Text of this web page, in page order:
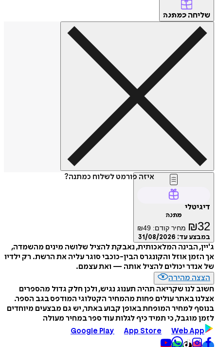
כמתנה
איזה פורמט לשלוח כמתנה?
₪ מחיר קודם: ₪49
עד:31/08/2026
הבינה המלאכותית, נאבקת להציל שלושה מינים מהשמדה,
אוזל והקונגרס הבין-כוכבי סוגר עליה את הרשת. רק ילדיו
יכולים להציל אותה — ואת עצמם.
מהירה
לנו שקריאה תהיה תענוג נגיש, ולכן חלק גדול מהספרים
באתר עולים פחות מהמחיר הקטלוגי המודפס בגב הספר.
למחיר המופחת באופן קבוע באתר, יש גם מבצעים מיוחדים
מוגבל, כי תמיד כיף לגלות עוד ספר במחיר מעולה
Google Play
App Store Web